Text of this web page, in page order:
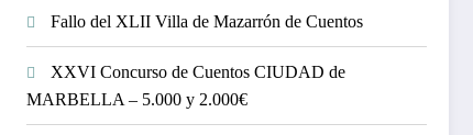
Fallo del XLII Villa de Mazarrón de Cuentos
XXVI Concurso de Cuentos CIUDAD de
MARBELLA – 5.000 y 2.000€